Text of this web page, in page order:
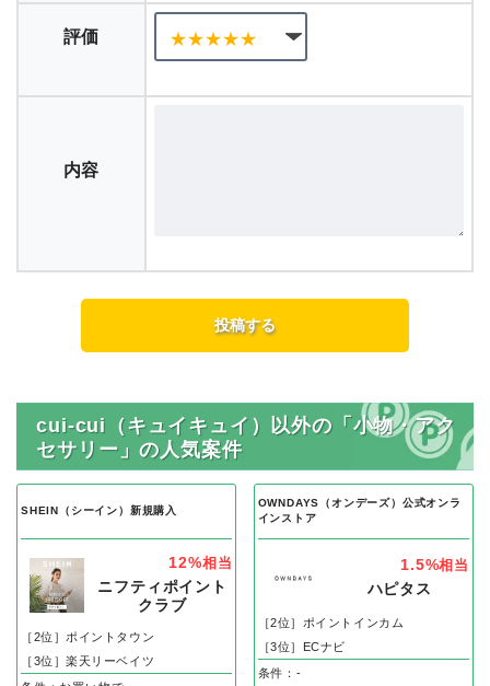
評価
内容
cui-cui（キュイキュイ）以外の「小物・アク
セサリー」の人気案件
SHEIN（シーイン）新規購入
12%相当
ニフティポイント
クラブ
［2位］ポイントタウン
［3位］楽天リーベイツ
OWNDAYS（オンデーズ）公式オンラ
インストア
1.5%相当
ハピタス
［2位］ポイントインカム
［3位］ECナビ
条件：-